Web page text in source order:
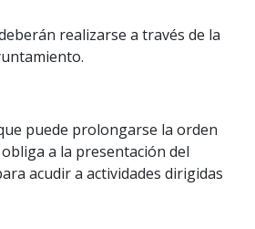
realizarse a través de la
puede prolongarse la orden
a la presentación del
acudir a actividades dirigidas